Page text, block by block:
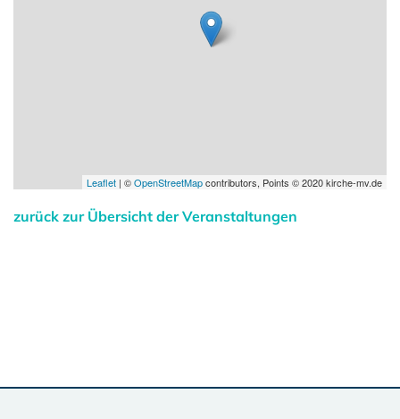
Leaflet | ©OpenStreetMapcontributors, Points © 2020 kirche-mv.de
zurück zur Übersicht der Veranstaltungen